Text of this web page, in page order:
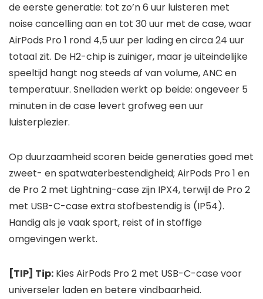
de eerste generatie: tot zo’n 6 uur luisteren met
noise cancelling aan en tot 30 uur met de case, waar
AirPods Pro 1 rond 4,5 uur per lading en circa 24 uur
totaal zit. De H2-chip is zuiniger, maar je uiteindelijke
speeltijd hangt nog steeds af van volume, ANC en
temperatuur. Snelladen werkt op beide: ongeveer 5
minuten in de case levert grofweg een uur
luisterplezier.
Op duurzaamheid scoren beide generaties goed met
zweet- en spatwaterbestendigheid; AirPods Pro 1 en
de Pro 2 met Lightning-case zijn IPX4, terwijl de Pro 2
met USB-C-case extra stofbestendig is (IP54).
Handig als je vaak sport, reist of in stoffige
omgevingen werkt.
[TIP] Tip: Kies AirPods Pro 2 met USB-C-case voor
universeler laden en betere vindbaarheid.